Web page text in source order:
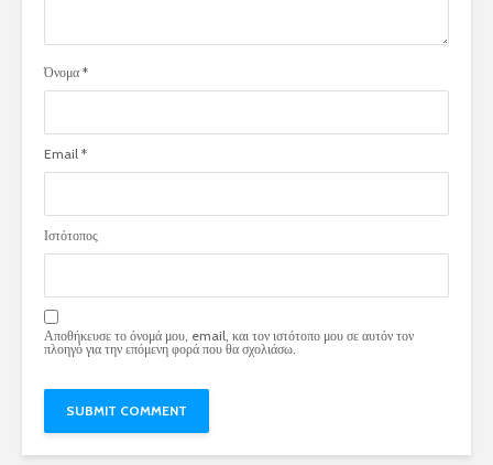
Όνομα *
Email *
Ιστότοπος
Αποθήκευσε το όνομά μου, email, και τον ιστότοπο μου σε αυτόν τον
πλοηγό για την επόμενη φορά που θα σχολιάσω.